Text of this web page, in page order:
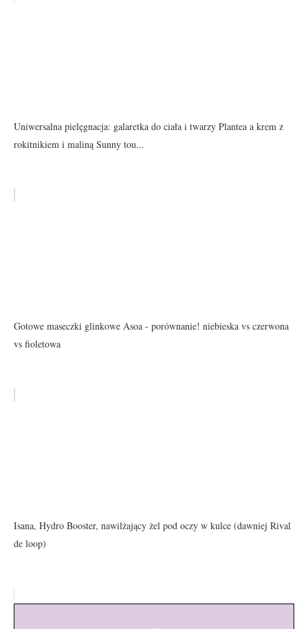
Uniwersalna pielęgnacja: galaretka do ciała i twarzy Plantea a krem z
rokitnikiem i maliną Sunny tou...
Gotowe maseczki glinkowe Asoa - porównanie! niebieska vs czerwona
vs fioletowa
Isana, Hydro Booster, nawilżający żel pod oczy w kulce (dawniej Rival
de loop)